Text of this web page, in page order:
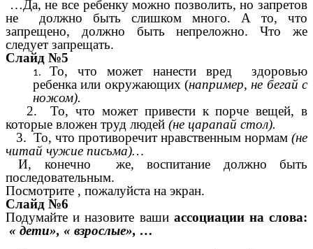
…Да, не все ребенку можно позволить, но запретов
не должно быть слишком много. А то, что
запрещено, должно быть непреложно. Что же
следует запрещать.
Слайд №5
То, что может нанести вред здоровью
ребенка или окружающих (например, не бегай с
ножом).
2. То, что может привести к порче вещей, в
которые вложен труд людей (не царапай стол).
3. То, что противоречит нравственным нормам (не
читай чужие письма)…
И, конечно же, воспитание должно быть
последовательным.
Посмотрите , пожалуйста на экран.
Слайд №6
Подумайте и назовите ваши ассоциации на слова:
« дети», « взрослые», …